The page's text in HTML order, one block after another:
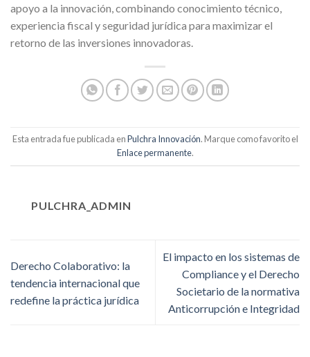
apoyo a la innovación, combinando conocimiento técnico,
experiencia fiscal y seguridad jurídica para maximizar el
retorno de las inversiones innovadoras.
Esta entrada fue publicada enPulchra Innovación. Marque como favorito el
Enlace permanente.
PULCHRA_ADMIN
Derecho Colaborativo: la
tendencia internacional que
redefine la práctica jurídica
El impacto en los sistemas de
Compliance y el Derecho
Societario de la normativa
Anticorrupción e Integridad